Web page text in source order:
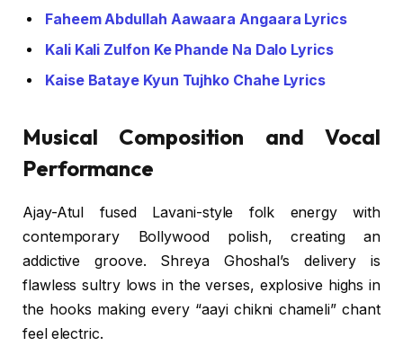
Faheem Abdullah Aawaara Angaara Lyrics
Kali Kali Zulfon Ke Phande Na Dalo Lyrics
Kaise Bataye Kyun Tujhko Chahe Lyrics
Musical Composition and Vocal
Performance
Ajay-Atul fused Lavani-style folk energy with
contemporary Bollywood polish, creating an
addictive groove. Shreya Ghoshal’s delivery is
flawless sultry lows in the verses, explosive highs in
the hooks making every “aayi chikni chameli” chant
feel electric.